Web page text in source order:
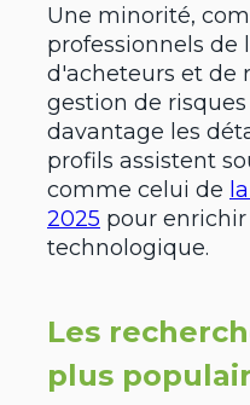
Une minorité,
professionnels de
d'acheteurs et de
gestion de
davantage les
profils assistent
comme celui de
2025 pour
technologique.
Les
plus